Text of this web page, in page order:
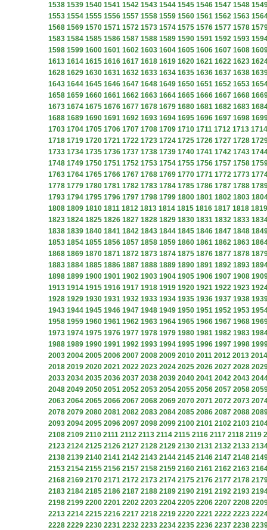
1538 1539 1540 1541 1542 1543 1544 1545 1546 1547 1548
1553 1554 1555 1556 1557 1558 1559 1560 1561 1562 1563
1568 1569 1570 1571 1572 1573 1574 1575 1576 1577 1578
1583 1584 1585 1586 1587 1588 1589 1590 1591 1592 1593
1598 1599 1600 1601 1602 1603 1604 1605 1606 1607 1608
1613 1614 1615 1616 1617 1618 1619 1620 1621 1622 1623
1628 1629 1630 1631 1632 1633 1634 1635 1636 1637 1638
1643 1644 1645 1646 1647 1648 1649 1650 1651 1652 1653
1658 1659 1660 1661 1662 1663 1664 1665 1666 1667 1668
1673 1674 1675 1676 1677 1678 1679 1680 1681 1682 1683
1688 1689 1690 1691 1692 1693 1694 1695 1696 1697 1698
1703 1704 1705 1706 1707 1708 1709 1710 1711 1712 1713 1714
1718 1719 1720 1721 1722 1723 1724 1725 1726 1727 1728
1733 1734 1735 1736 1737 1738 1739 1740 1741 1742 1743
1748 1749 1750 1751 1752 1753 1754 1755 1756 1757 1758
1763 1764 1765 1766 1767 1768 1769 1770 1771 1772 1773
1778 1779 1780 1781 1782 1783 1784 1785 1786 1787 1788
1793 1794 1795 1796 1797 1798 1799 1800 1801 1802 1803
1808 1809 1810 1811 1812 1813 1814 1815 1816 1817 1818 1819
1823 1824 1825 1826 1827 1828 1829 1830 1831 1832 1833
1838 1839 1840 1841 1842 1843 1844 1845 1846 1847 1848
1853 1854 1855 1856 1857 1858 1859 1860 1861 1862 1863
1868 1869 1870 1871 1872 1873 1874 1875 1876 1877 1878
1883 1884 1885 1886 1887 1888 1889 1890 1891 1892 1893
1898 1899 1900 1901 1902 1903 1904 1905 1906 1907 1908
1913 1914 1915 1916 1917 1918 1919 1920 1921 1922 1923
1928 1929 1930 1931 1932 1933 1934 1935 1936 1937 1938
1943 1944 1945 1946 1947 1948 1949 1950 1951 1952 1953
1958 1959 1960 1961 1962 1963 1964 1965 1966 1967 1968
1973 1974 1975 1976 1977 1978 1979 1980 1981 1982 1983
1988 1989 1990 1991 1992 1993 1994 1995 1996 1997 1998
2003 2004 2005 2006 2007 2008 2009 2010 2011 2012 2013 2014
2018 2019 2020 2021 2022 2023 2024 2025 2026 2027 2028
2033 2034 2035 2036 2037 2038 2039 2040 2041 2042 2043
2048 2049 2050 2051 2052 2053 2054 2055 2056 2057 2058
2063 2064 2065 2066 2067 2068 2069 2070 2071 2072 2073
2078 2079 2080 2081 2082 2083 2084 2085 2086 2087 2088
2093 2094 2095 2096 2097 2098 2099 2100 2101 2102 2103
2108 2109 2110 2111 2112 2113 2114 2115 2116 2117 2118 2119
2123 2124 2125 2126 2127 2128 2129 2130 2131 2132 2133
2138 2139 2140 2141 2142 2143 2144 2145 2146 2147 2148
2153 2154 2155 2156 2157 2158 2159 2160 2161 2162 2163
2168 2169 2170 2171 2172 2173 2174 2175 2176 2177 2178
2183 2184 2185 2186 2187 2188 2189 2190 2191 2192 2193
2198 2199 2200 2201 2202 2203 2204 2205 2206 2207 2208
2213 2214 2215 2216 2217 2218 2219 2220 2221 2222 2223
2228 2229 2230 2231 2232 2233 2234 2235 2236 2237 2238